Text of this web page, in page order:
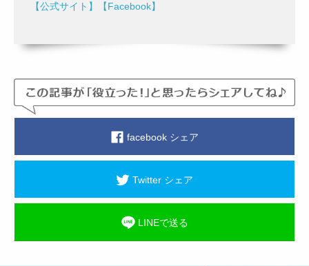
【公式サイト】
【Facebook】
facebook シェア
Twitter シェア
LINEで送る